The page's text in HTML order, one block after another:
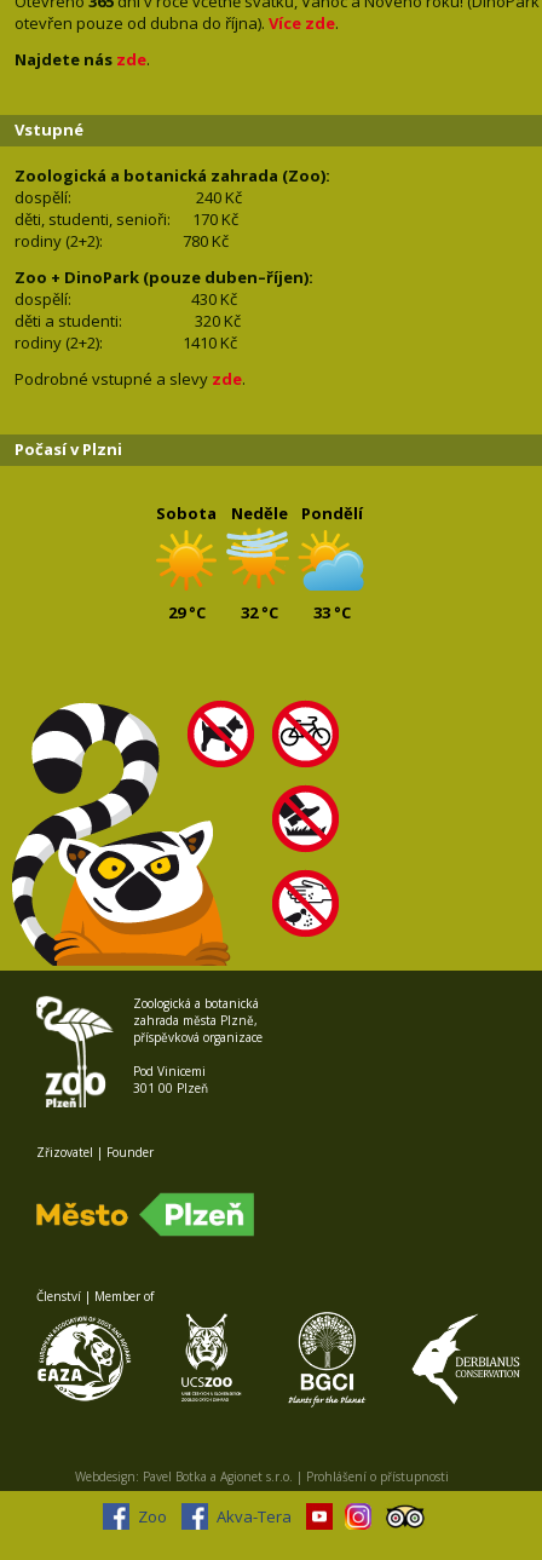
otevřen pouze od dubna do října). Více zde.
Najdete nás zde.
Vstupné
Zoologická a botanická zahrada (Zoo):
dospělí:
240 Kč
děti, studenti, senioři: 170 Kč
rodiny (2+2): 780 Kč
Zoo + DinoPark (pouze duben–říjen):
dospělí: 430 Kč
děti a studenti: 320 Kč
rodiny (2+2): 1410 Kč
Podrobné vstupné a slevy zde.
Počasí v Plzni
Sobota
29 °C
Neděle
32 °C
Pondělí
33 °C
Zoologická a botanická
zahrada města Plzně,
příspěvková organizace
Pod Vinicemi
301 00 Plzeň
Zřizovatel | Founder
Členství | Member of
Webdesign: Pavel Botka a Agionet s.r.o. | Prohlášení o přístupnosti
Zoo Akva-Tera